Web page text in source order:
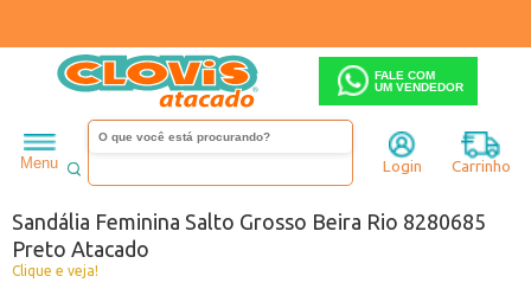
FALE COM
UM VENDEDOR
Menu Login Carrinho
Feminino Sandália Salto alto
Sandália Feminina Salto Grosso Beira Rio 8280685
Preto Atacado
Clique e veja!